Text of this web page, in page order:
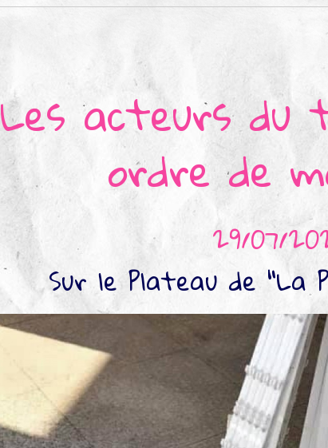
Les acteurs
ordre de
29/07/
Sur le Plateau de "La